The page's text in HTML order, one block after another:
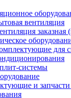
вентиляция
для
системы
и запчасти